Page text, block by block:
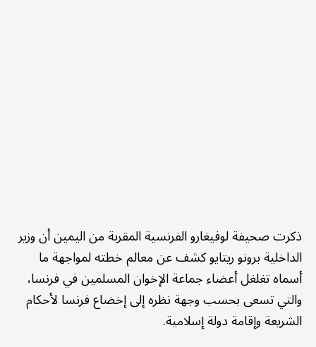
ذكرت صحيفة لوفيغارو الفرنسية المقربة من اليمين أن وزير
الداخلية برونو ريتايو كشف عن معالم خطته لمواجهة ما
أسماه تغلغل أعضاء جماعة الإخوان المسلمين في فرنسا،
والتي تسعى بحسب وجهة نظره إلى إخضاع فرنسا لأحكام
الشريعة وإقامة دولة إسلامية.